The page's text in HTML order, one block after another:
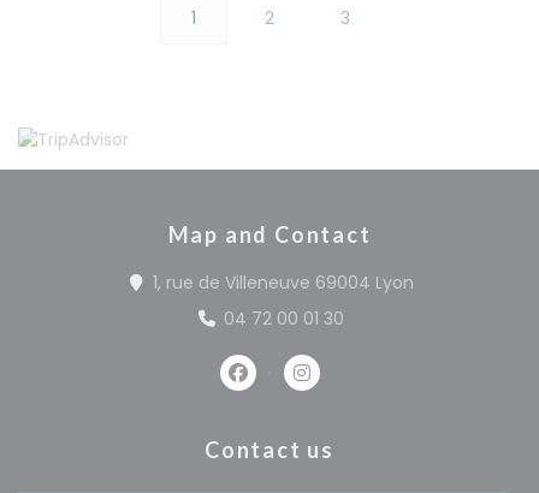
1 2 3
Map and Contact
1, rue de Villeneuve 69004 Lyon
04 72 00 01 30
Facebook ((opens in a new
Instagram ((opens in a
Contact us